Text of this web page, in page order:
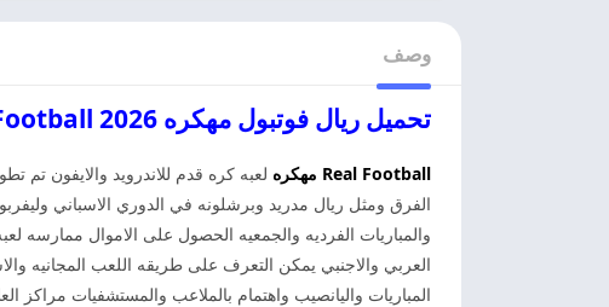
وصف
تحميل ريال فوتبول مهكره 2026 Real Football للاندرويد
Real Football مهكره لعبه كره قدم للاندرويد والايفون تم
الفرق ومثل ريال مدريد وبرشلونه في الدوري الاسباني
والمباريات الفرديه والجمعيه الحصول على الاموال
العربي والاجنبي يمكن التعرف على طريقه اللعب المجانيه
المباريات واليانصيب واهتمام بالملاعب والمستشفيات مراكز